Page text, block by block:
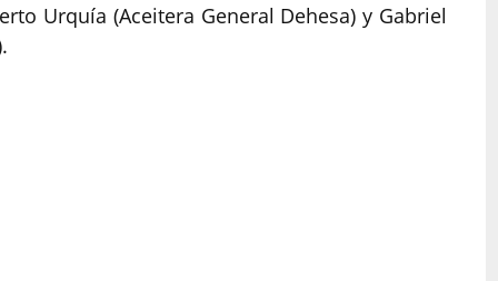
Urquía (Aceitera General Dehesa) y Gabriel